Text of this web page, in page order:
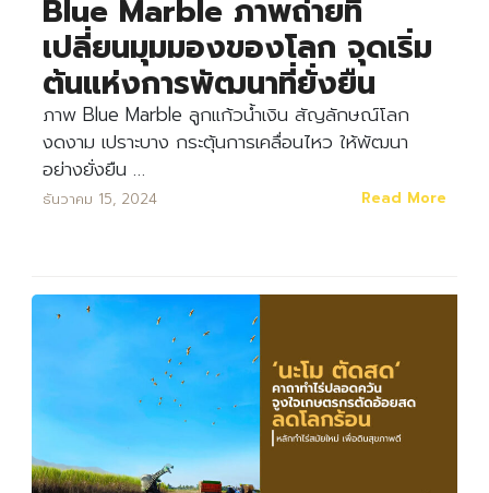
Blue Marble ภาพถ่ายที่
เปลี่ยนมุมมองของโลก จุดเริ่ม
ต้นแห่งการพัฒนาที่ยั่งยืน
ภาพ Blue Marble ลูกแก้วน้ำเงิน สัญลักษณ์โลก
งดงาม เปราะบาง กระตุ้นการเคลื่อนไหว ให้พัฒนา
อย่างยั่งยืน …
ธันวาคม 15, 2024 Read More